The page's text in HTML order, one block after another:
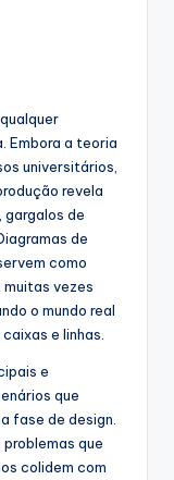
Embora a teoria
universitários,
revela
gargalos de
de
como
vezes
o mundo real
e linhas.
e
que
fase de design.
que
colidem com